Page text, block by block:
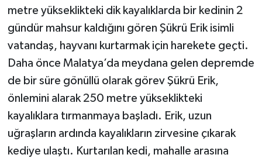
metre yükseklikteki dik kayalıklarda bir kedinin 2
gündür mahsur kaldığını gören Şükrü Erik isimli
vatandaş, hayvanı kurtarmak için harekete geçti.
Daha önce Malatya’da meydana gelen depremde
de bir süre gönüllü olarak görev Şükrü Erik,
önlemini alarak 250 metre yükseklikteki
kayalıklara tırmanmaya başladı. Erik, uzun
uğraşların ardında kayalıkların zirvesine çıkarak
kediye ulaştı. Kurtarılan kedi, mahalle arasına
SPOR
TARİH
TEKNOLOJİ
YAŞAM